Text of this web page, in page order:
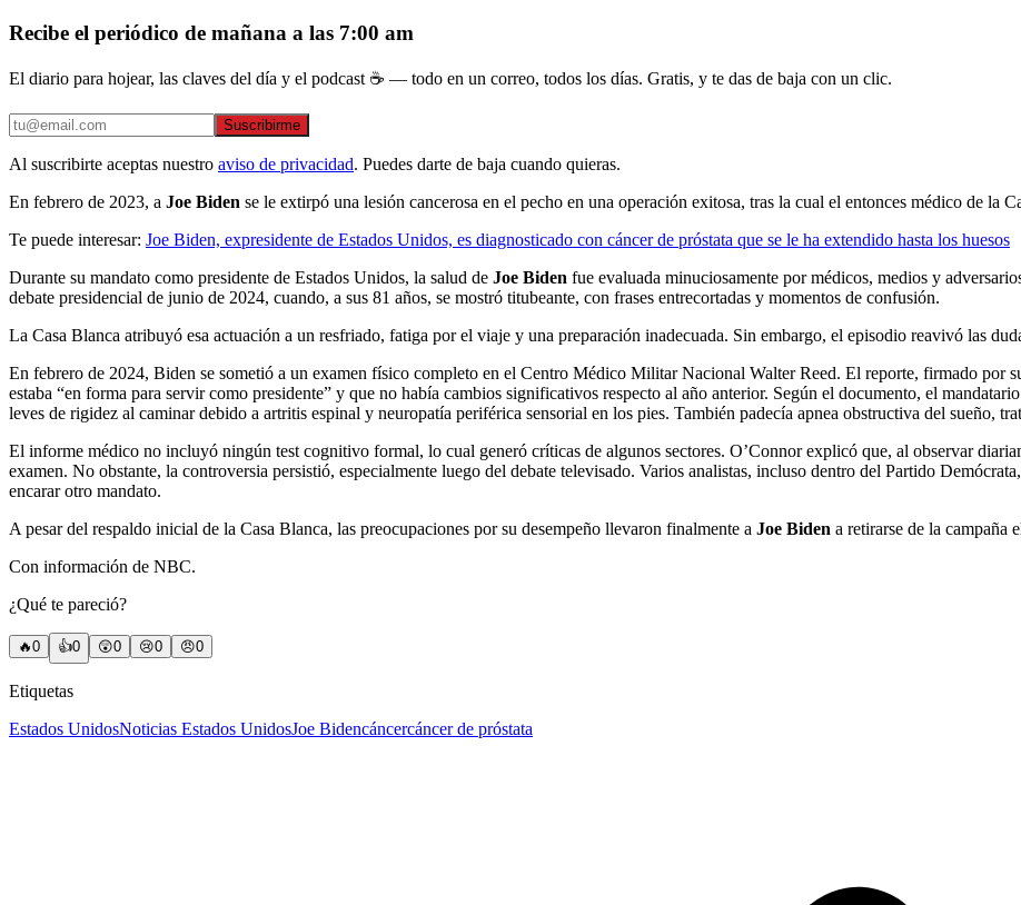
Recibe el periódico de mañana a las 7:00 am
El diario para hojear, las claves del día y el podcast ☕ — todo en un correo, todos los días. Gratis, y te das de baja con un clic.
Suscribirme
Al suscribirte aceptas nuestro aviso de privacidad. Puedes darte de baja cuando quieras.
En febrero de 2023, a Joe Biden se le extirpó una lesión cancerosa en el pecho en una operación exitosa, tras la cual el entonces médico de la
Te puede interesar: Joe Biden, expresidente de Estados Unidos, es diagnosticado con cáncer de próstata que se le ha extendido hasta los huesos
Durante su mandato como presidente de Estados Unidos, la salud de Joe Biden fue evaluada minuciosamente por médicos, medios y
debate presidencial de junio de 2024, cuando, a sus 81 años, se mostró titubeante, con frases entrecortadas y momentos de confusión.
La Casa Blanca atribuyó esa actuación a un resfriado, fatiga por el viaje y una preparación inadecuada. Sin embargo, el episodio reavivó las
En febrero de 2024, Biden se sometió a un examen físico completo en el Centro Médico Militar Nacional Walter Reed. El reporte, firmado por
estaba “en forma para servir como presidente” y que no había cambios significativos respecto al año anterior. Según el documento, el
leves de rigidez al caminar debido a artritis espinal y neuropatía periférica sensorial en los pies. También padecía apnea obstructiva del sueño,
El informe médico no incluyó ningún test cognitivo formal, lo cual generó críticas de algunos sectores. O’Connor explicó que, al observar
examen. No obstante, la controversia persistió, especialmente luego del debate televisado. Varios analistas, incluso dentro del Partido
encarar otro mandato.
A pesar del respaldo inicial de la Casa Blanca, las preocupaciones por su desempeño llevaron finalmente a Joe Biden a retirarse de la campaña
Con información de NBC.
¿Qué te pareció?
🔥0 👍0 😲0 😢0 😠0
Etiquetas
Estados UnidosNoticias Estados UnidosJoe Bidencáncercáncer de próstata